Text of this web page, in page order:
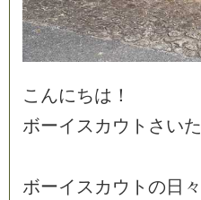
こ んにちは ！
ボーイ ス カ ウ ト さ いた
ボーイ ス カ ウ ト の 日 々